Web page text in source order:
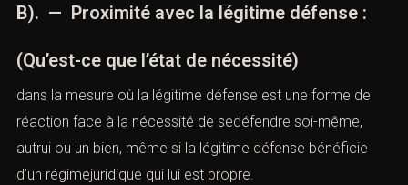
B). — Proximité avec la légitime défense :
(Qu’est-ce que l’état de nécessité)
dans la mesure où la légitime défense est une forme de
réaction face à la nécessité de sedéfendre soi-même,
autrui ou un bien, même si la légitime défense bénéficie
d’un régimejuridique qui lui est propre.